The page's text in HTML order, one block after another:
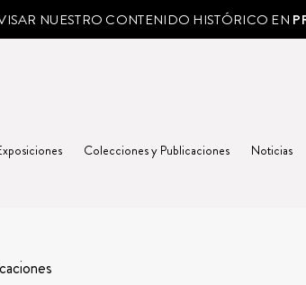
NUESTRO CONTENIDO HISTÓRICO EN
Colecciones y Publicaciones Noticias